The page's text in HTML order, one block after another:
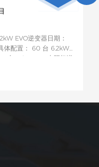
EVO逆变器日期：
体配置： 60 台 6.2kW
台6.2kW EVO太阳能逆
企业的光伏储能项目。
输出，具备智能低电压